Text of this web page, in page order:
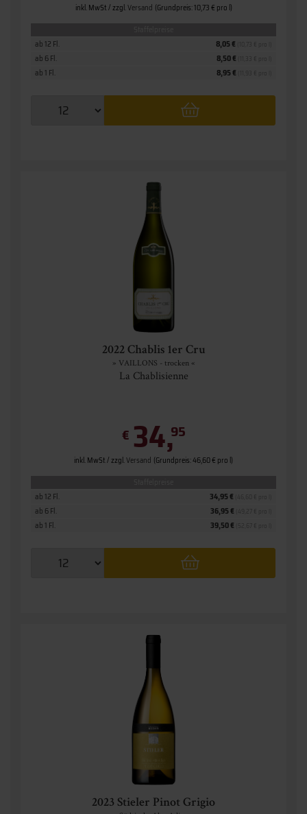
inkl. MwSt. / zzgl.Versand (Grundpreis: 10,73 € pro l)
ab 1 Fl. 8,95 €
ab 6 Fl. 8,50 €
ab 12 Fl. 8,05 €
2022 Chablis 1er Cru
» VAILLONS - trocken «
La Chablisienne
€ 34,95
inkl. MwSt. / zzgl.Versand (Grundpreis: 46,60 € pro l)
ab 1 Fl. 39,50 €
ab 6 Fl. 36,95 €
ab 12 Fl. 34,95 €
2023 Stieler Pinot Grigio